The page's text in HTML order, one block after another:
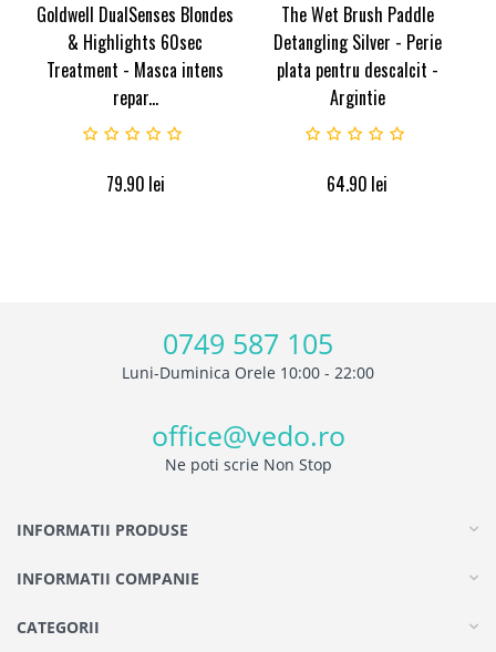
Goldwell DualSenses Blondes
& Highlights 60sec
Treatment - Masca intens
repar...
79.90 lei
The Wet Brush Paddle
Detangling Silver - Perie
plata pentru descalcit -
Argintie
64.90 lei
0749 587 105
Luni-Duminica Orele 10:00 - 22:00
office@vedo.ro
Ne poti scrie Non Stop
INFORMATII PRODUSE
INFORMATII COMPANIE
CATEGORII